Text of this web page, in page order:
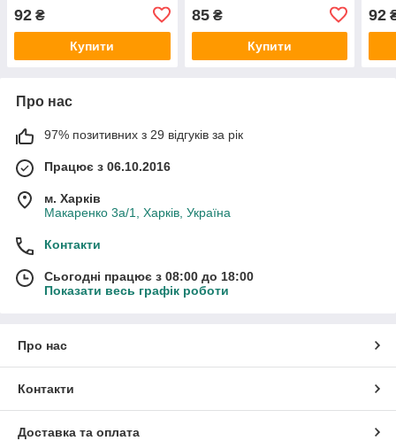
92 ₴
Купити
85₴
Купити
92
Про нас
97% позитивних з 29 відгуків за рік
Працює з 06.10.2016
м. Харків
Макаренко 3а/1, Харків, Україна
Контакти
Сьогодні працює з 08:00 до 18:00
Показати весь графік роботи
Про нас
Контакти
Доставка та оплата